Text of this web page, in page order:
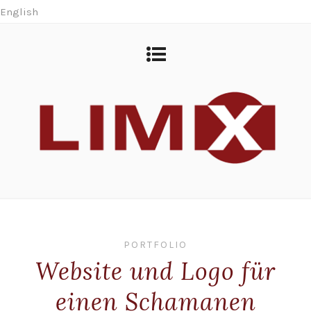
English
PORTFOLIO
Website und Logo für
einen Schamanen